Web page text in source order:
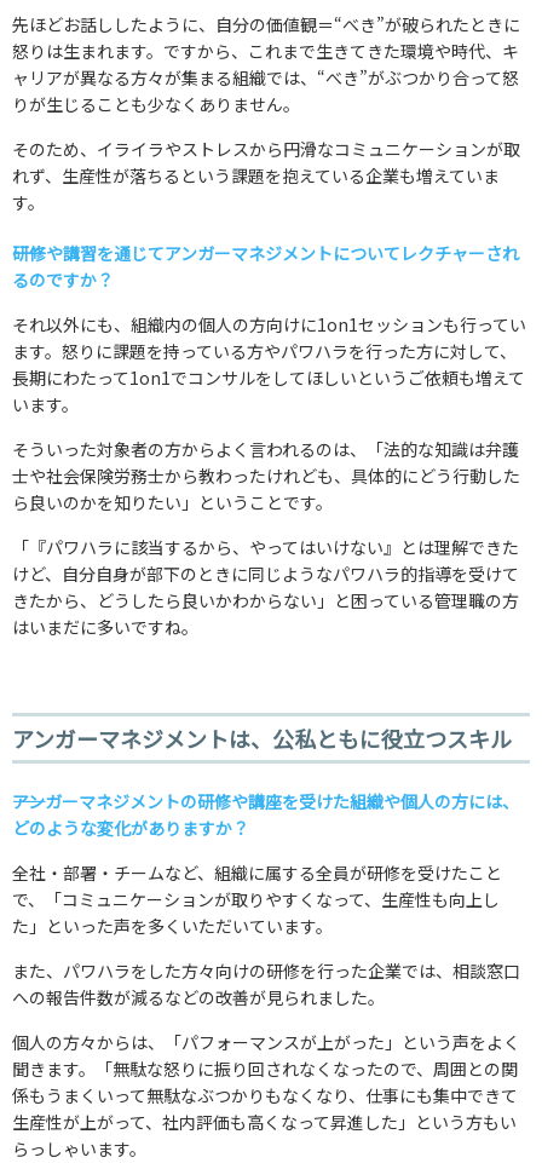
先ほどお話ししたように、自分の価値観＝“べき”が破られたときに
怒りは生まれます。ですから、これまで生きてきた環境や時代、キ
ャリアが異なる方々が集まる組織では、“べき”がぶつかり合って怒
りが生じることも少なくありません。
そのため、イライラやストレスから円滑なコミュニケーションが取
れず、生産性が落ちるという課題を抱えている企業も増えていま
す。
――研修や講習を通じてアンガーマネジメントについてレクチャーされ
るのですか？
それ以外にも、組織内の個人の方向けに1on1セッションも行ってい
ます。怒りに課題を持っている方やパワハラを行った方に対して、
長期にわたって1on1でコンサルをしてほしいというご依頼も増えて
います。
そういった対象者の方からよく言われるのは、「法的な知識は弁護
士や社会保険労務士から教わったけれども、具体的にどう行動した
ら良いのかを知りたい」ということです。
「『パワハラに該当するから、やってはいけない』とは理解できた
けど、自分自身が部下のときに同じようなパワハラ的指導を受けて
きたから、どうしたら良いかわからない」と困っている管理職の方
はいまだに多いですね。
アンガーマネジメントは、公私ともに役立つスキル
――アンガーマネジメントの研修や講座を受けた組織や個人の方には、
どのような変化がありますか？
全社・部署・チームなど、組織に属する全員が研修を受けたこと
で、「コミュニケーションが取りやすくなって、生産性も向上し
た」といった声を多くいただいています。
また、パワハラをした方々向けの研修を行った企業では、相談窓口
への報告件数が減るなどの改善が見られました。
個人の方々からは、「パフォーマンスが上がった」という声をよく
聞きます。「無駄な怒りに振り回されなくなったので、周囲との関
係もうまくいって無駄なぶつかりもなくなり、仕事にも集中できて
生産性が上がって、社内評価も高くなって昇進した」という方もい
らっしゃいます。